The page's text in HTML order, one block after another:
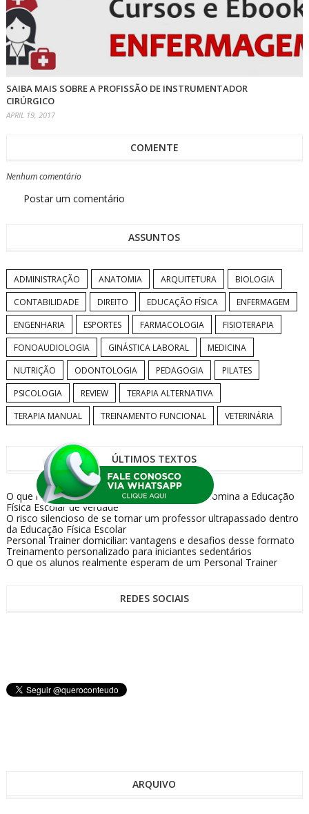
SAIBA MAIS SOBRE A PROFISSÃO DE INSTRUMENTADOR
CIRÚRGICO
APRIL 19, 2017
COMENTE
Nenhum comentário
Postar um comentário
ASSUNTOS
ADMINISTRAÇÃO ANATOMIA ARQUITETURA
BIOLOGIA
CONTABILIDADE
DIREITO EDUCAÇÃO FÍSICA
ENFERMAGEM
ENGENHARIA
ESPORTES FARMACOLOGIA
FISIOTERAPIA
FONOAUDIOLOGIA
GINÁSTICA LABORAL
MEDICINA
NUTRIÇÃO
ODONTOLOGIA PEDAGOGIA
PILATES
PSICOLOGIA
REVIEW
TERAPIA ALTERNATIVA
TERAPIA MANUAL
TREINAMENTO FUNCIONAL VETERINÁRIA
ÚLTIMOS TEXTOS
O que muda quando o professor finalmente domina a Educação
Física Escolar de verdade
O risco silencioso de se tornar um professor ultrapassado dentro
da Educação Física Escolar
Personal Trainer domiciliar: vantagens e desafios desse formato
Treinamento personalizado para iniciantes sedentários
O que os alunos realmente esperam de um Personal Trainer
REDES SOCIAIS
ARQUIVO